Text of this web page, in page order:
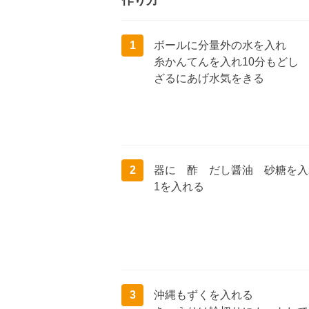
1
ボールに分量外の水を入れ
糸かんてんを入れ10分もどし
ざるにあげ水気をきる
2
器に 酢 だし醤油 砂糖を入
1を入れる
3
沖縄もずくを入れる